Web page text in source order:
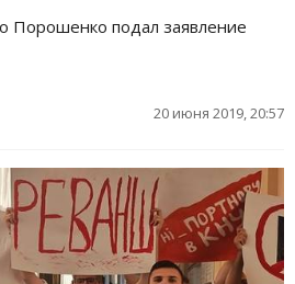
Порошенко подал заявление
20 июня 2019, 20:57